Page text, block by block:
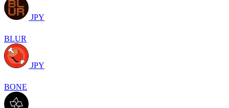
JPY
BLUR
JPY
BONE